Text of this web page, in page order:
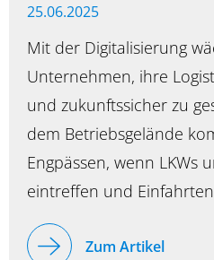
25.06.2025
Mit der Digitalisierung
Unternehmen, ihre
und zukunftssicher zu
dem Betriebsgelände
Engpässen, wenn LKWs
eintreffen und
Zum Artikel